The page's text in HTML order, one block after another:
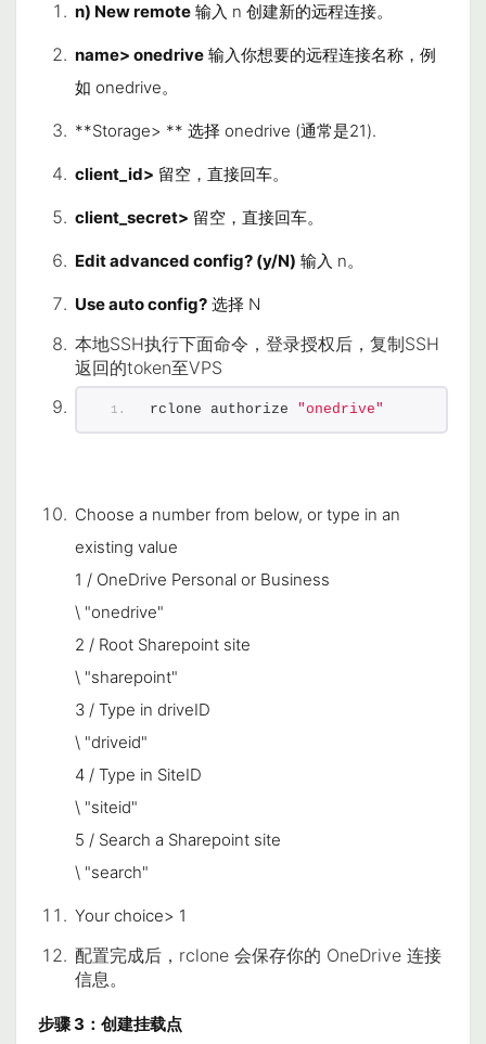
n) New remote 输入 n 创建新的远程连接。
name> onedrive 输入你想要的远程连接名称，例
如 onedrive。
**Storage> ** 选择 onedrive (通常是21).
client_id> 留空，直接回车。
client_secret> 留空，直接回车。
Edit advanced config? (y/N) 输入 n。
Use auto config? 选择 N
本地SSH执行下面命令，登录授权后，复制SSH
返回的token至VPS
rclone authorize "onedrive"
Choose a number from below, or type in an
existing value
1 / OneDrive Personal or Business
\ "onedrive"
2 / Root Sharepoint site
\ "sharepoint"
3 / Type in driveID
\ "driveid"
4 / Type in SiteID
\ "siteid"
5 / Search a Sharepoint site
\ "search"
Your choice> 1
配置完成后， rclone 会保存你的 OneDrive 连接
信息。
步骤 3：创建挂载点